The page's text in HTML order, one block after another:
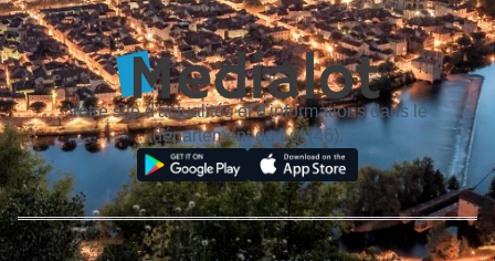
Votre site d'actualités et d'informations dans le
département du Lot (46).